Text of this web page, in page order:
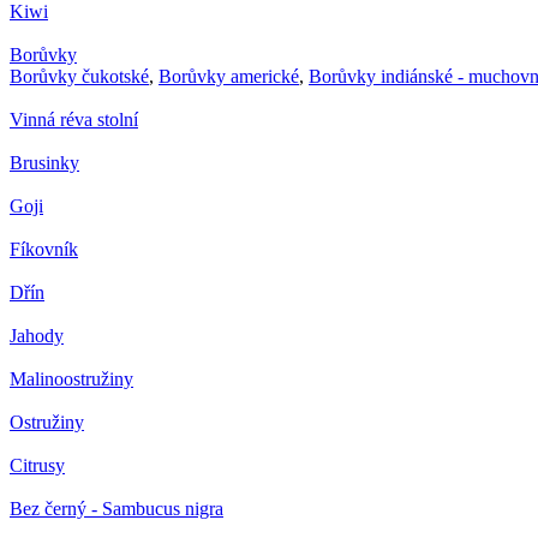
Kiwi
Borůvky
Borůvky čukotské, Borůvky americké, Borůvky indiánské -
Vinná réva stolní
Brusinky
Goji
Fíkovník
Dřín
Jahody
Malinoostružiny
Ostružiny
Citrusy
Bez černý - Sambucus nigra